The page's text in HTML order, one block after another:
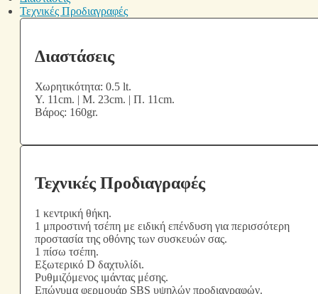
Τεχνικές Προδιαγραφές
Διαστάσεις
Χωρητικότητα: 0.5 lt.
Υ. 11cm. | Μ. 23cm. | Π. 11cm.
Βάρος: 160gr.
Τεχνικές Προδιαγραφές
1 κεντρική θήκη.
1 μπροστινή τσέπη με ειδική επένδυση για περισσότερη
προστασία της οθόνης των συσκευών σας.
1 πίσω τσέπη.
Εξωτερικό D δαχτυλίδι.
Ρυθμιζόμενος ιμάντας μέσης.
Επώνυμα φερμουάρ SBS υψηλών προδιαγραφών.